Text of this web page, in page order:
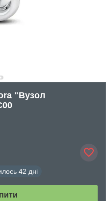
"Вузол
42 дні